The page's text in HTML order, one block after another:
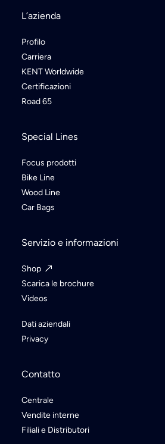
L’azienda
Profilo
Carriera
KENT Worldwide
Certificazioni
Road 65
Special Lines
Focus prodotti
Bike Line
Wood Line
Car Bags
Servizio e informazioni
Shop
Scarica le brochure
Videos
Dati aziendali
Privacy
Contatto
Centrale
Vendite interne
Filiali e Distributori